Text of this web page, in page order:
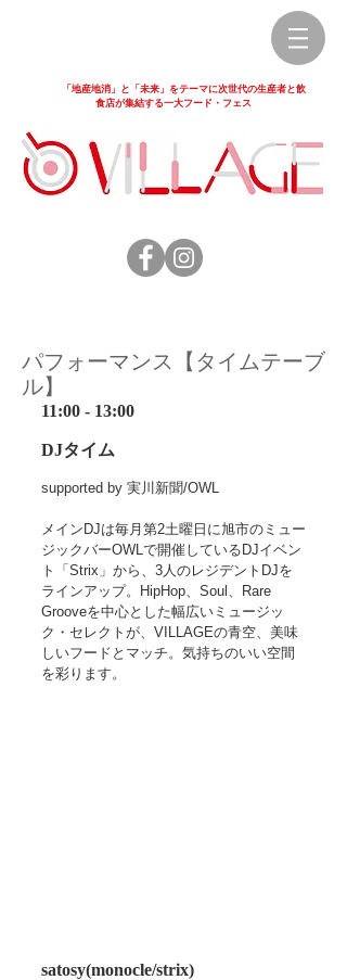
「地産地消」と「未来」をテーマに次世代の生産者と飲
食店が集結する一大フード・フェス
パフォーマンス【タイムテーブ
ル】
11:00 - 13:00
DJタイム
supported by 実川新聞/OWL
メインDJは毎月第2土曜日に旭市のミュー
ジックバーOWLで開催しているDJイベン
ト「Strix」から、3人のレジデントDJを
ラインアップ。HipHop、Soul、Rare
Grooveを中心とした幅広いミュージッ
ク・セレクトが、VILLAGEの青空、美味
しいフードとマッチ。気持ちのいい空間
を彩ります。
satosy(monocle/strix)